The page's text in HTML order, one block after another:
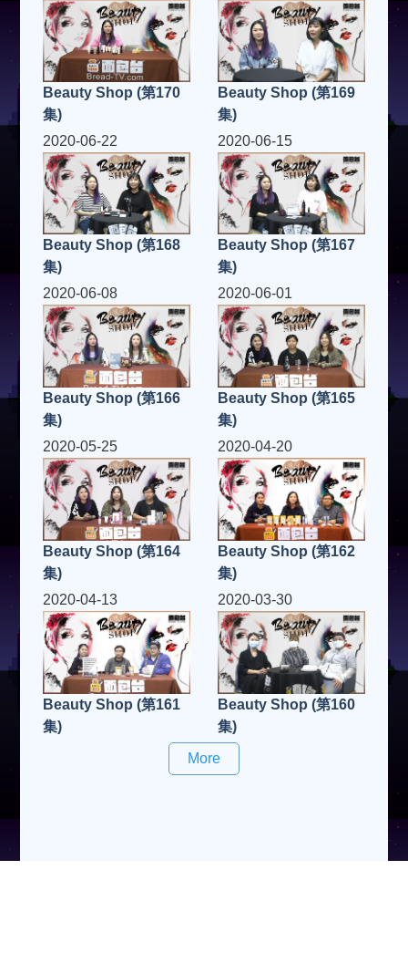
Beauty Shop (第170
集)
Beauty Shop (第169
集)
2020-06-22
Beauty Shop (第168
集)
2020-06-15
Beauty Shop (第167
集)
2020-06-08
Beauty Shop (第166
集)
2020-06-01
Beauty Shop (第165
集)
2020-05-25
Beauty Shop (第164
集)
2020-04-20
Beauty Shop (第162
集)
2020-04-13
Beauty Shop (第161
集)
2020-03-30
Beauty Shop (第160
集)
More